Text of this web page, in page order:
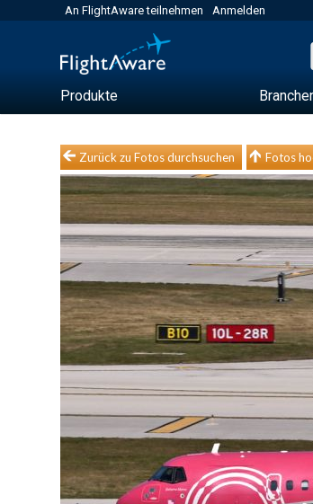
An FlightAware teilnehmen Anmelden
Produkte
Zurück zu Fotos durchsuchen Fotos